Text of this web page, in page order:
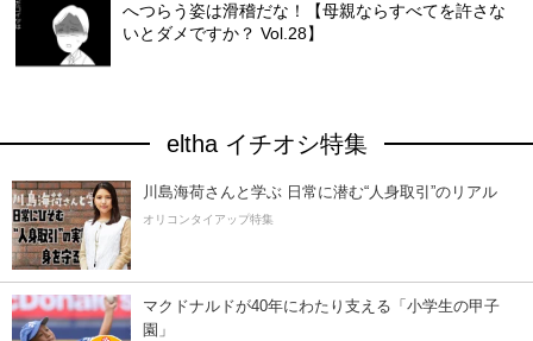
へつらう姿は滑稽だな！【母親ならすべてを許さな
いとダメですか？ Vol.28】
eltha イチオシ特集
川島海荷さんと学ぶ 日常に潜む“人身取引”のリアル
オリコンタイアップ特集
マクドナルドが40年にわたり支える「小学生の甲子
園」